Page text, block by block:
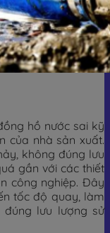
hồ nước sai kỹ
của nhà sản xuất.
không đúng lưu
gần với các thiết
công nghiệp. Đây
tốc độ quay, làm
lưu lượng sử